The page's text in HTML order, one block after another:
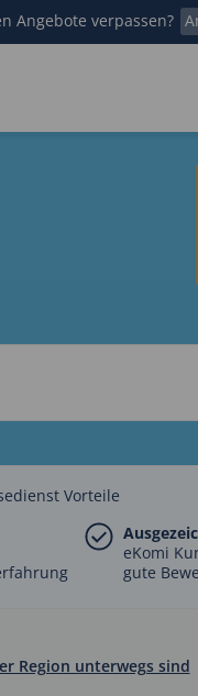
Angebote verpassen?
Vorteile
eKomi
gute
Region unterwegs sind